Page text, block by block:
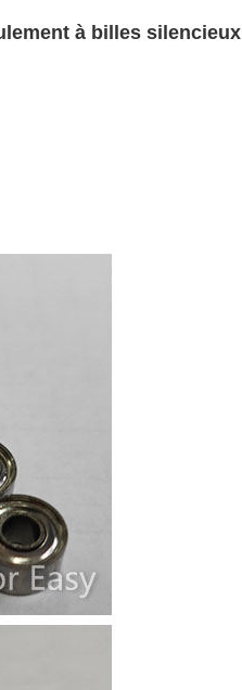
à billes silencieux